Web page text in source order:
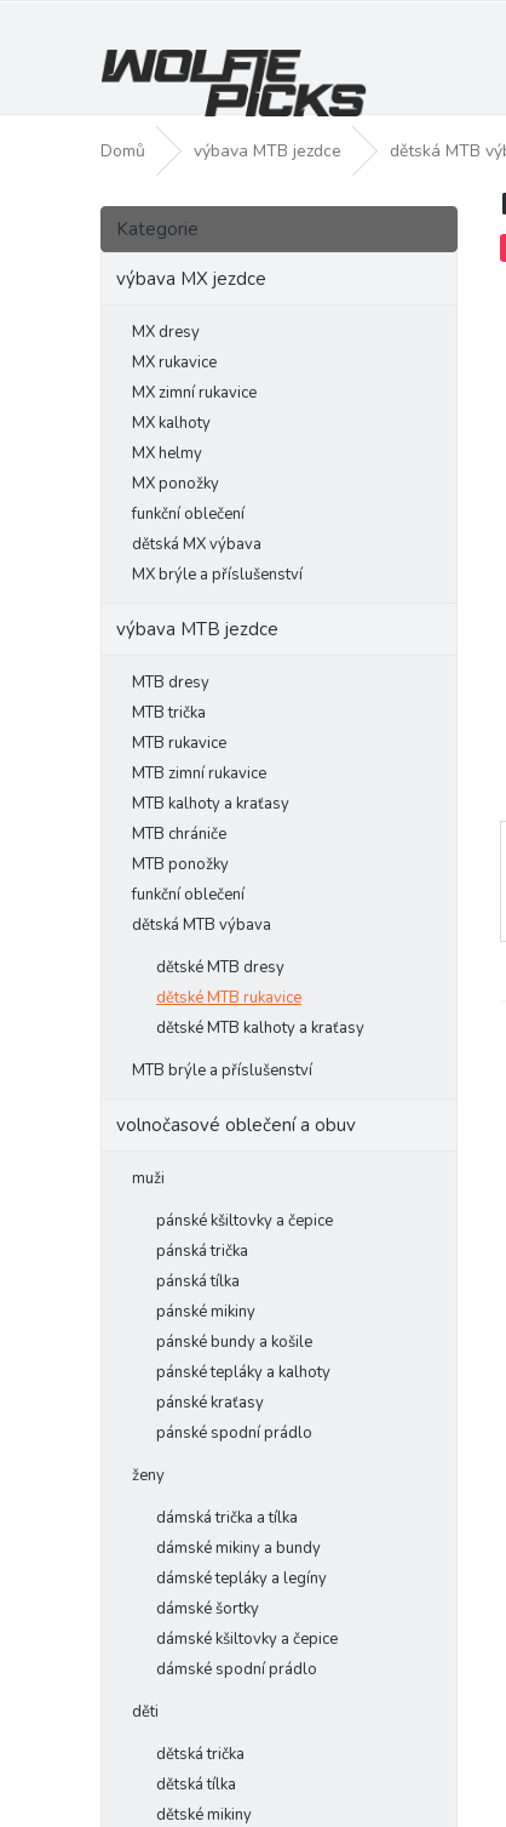
Domů výbava MTB jezdce dětská MTB
P
s
Přeskočit
kategorie
Kategorie
výbava MX jezdce
MX dresy
MX rukavice
MX zimní rukavice
MX kalhoty
MX helmy
MX ponožky
funkční oblečení
dětská MX výbava
MX brýle a příslušenství
výbava MTB jezdce
MTB dresy
MTB trička
MTB rukavice
MTB zimní rukavice
MTB kalhoty a kraťasy
MTB chrániče
MTB ponožky
funkční oblečení
dětská MTB výbava
dětské MTB dresy
dětské MTB rukavice
dětské MTB kalhoty a kraťasy
MTB brýle a příslušenství
volnočasové oblečení a obuv
muži
pánské kšiltovky a čepice
pánská trička
pánská tílka
pánské mikiny
pánské bundy a košile
pánské tepláky a kalhoty
pánské kraťasy
pánské spodní prádlo
ženy
dámská trička a tílka
dámské mikiny a bundy
dámské tepláky a legíny
dámské šortky
dámské kšiltovky a čepice
dámské spodní prádlo
děti
dětská trička
dětská tílka
dětské mikiny